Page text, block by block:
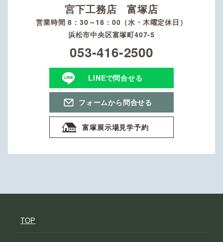
宮下工務店 富塚店
営業時間 8：30～18：00（水・木曜定休日）
浜松市中央区富塚町407-5
053-416-2500
LINEで問合せる
フォームから問合せる
富塚展示場見学予約
TOP